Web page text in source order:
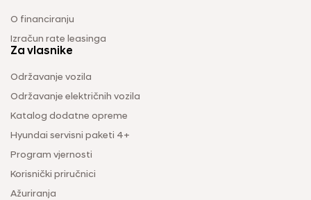
O financiranju
Izračun rate leasinga
Za vlasnike
Održavanje vozila
Održavanje električnih vozila
Katalog dodatne opreme
Hyundai servisni paketi 4+
Program vjernosti
Korisnički priručnici
Ažuriranja